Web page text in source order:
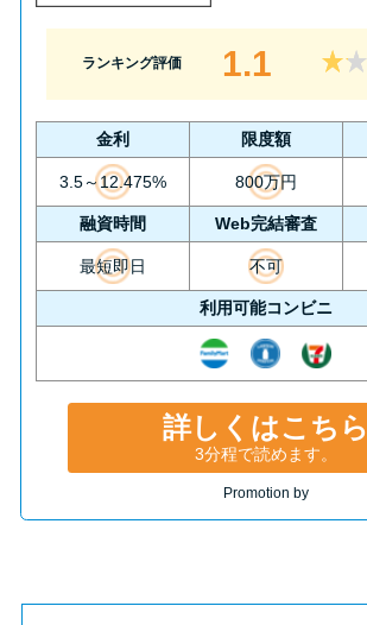
ランキング評価 1.1
金利 限度額
3.5～12.475% 800万円
融資時間 Web完結審査
最短即日 不可
利用可能コンビニ
詳しくはこちら
3分程で読めます。
Promotion by